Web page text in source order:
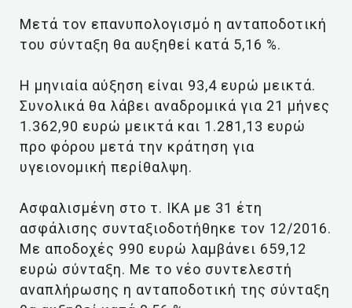
Μετά τον επανυπολογισμό η ανταποδοτική
του σύνταξη θα αυξηθεί κατά 5,16 %.
Η μηνιαία αύξηση είναι 93,4 ευρώ μεικτά.
Συνολικά θα λάβει αναδρομικά για 21 μήνες
1.362,90 ευρώ μεικτά και 1.281,13 ευρώ
προ φόρου μετά την κράτηση για
υγειονομική περίθαλψη.
Ασφαλισμένη στο τ. ΙΚΑ με 31 έτη
ασφάλισης συνταξιοδοτήθηκε τον 12/2016.
Με αποδοχές 990 ευρώ λαμβάνει 659,12
ευρώ σύνταξη. Με το νέο συντελεστή
αναπλήρωσης η ανταποδοτική της σύνταξη